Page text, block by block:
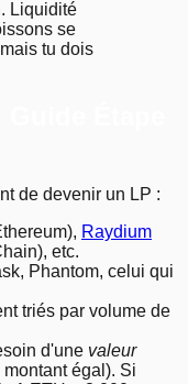
Liquidité
se
tu dois
de devenir un LP :
Raydium
etc.
Phantom, celui qui
triés par volume de
d'une valeur
égal). Si